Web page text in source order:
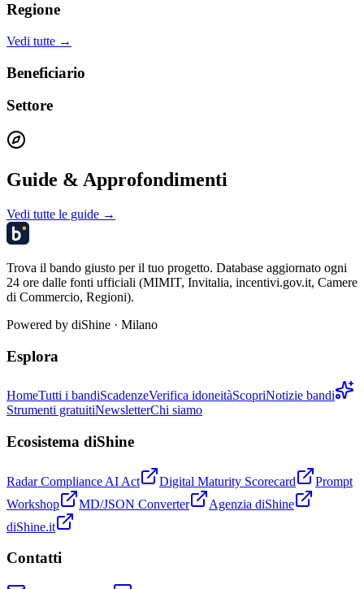
Regione
Vedi tutte →
Beneficiario
Settore
Guide & Approfondimenti
Vedi tutte le guide →
Trova il bando giusto per il tuo progetto. Database aggiornato ogni
24 ore dalle fonti ufficiali (MIMIT, Invitalia, incentivi.gov.it, Camere
di Commercio, Regioni).
Powered by diShine · Milano
Esplora
HomeTutti i bandiScadenzeVerifica idoneitàScopriNotizie bandi
Strumenti gratuitiNewsletterChi siamo
Ecosistema diShine
Radar Compliance AI Act Digital Maturity Scorecard
Prompt
Workshop
MD/JSON Converter
Agenzia diShine
diShine.it
Contatti